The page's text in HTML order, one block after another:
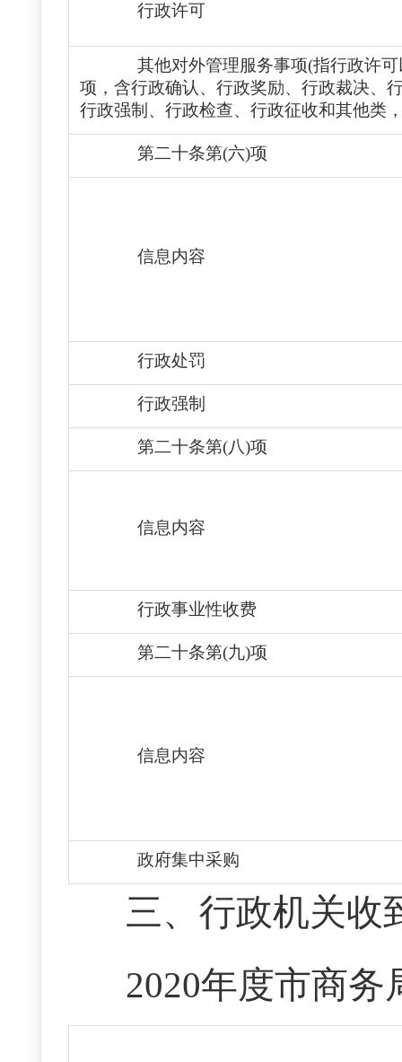
行政许可
其他对外管理服务事项(指行政许
项 ， 含行政确认、行政奖励、行政裁决、
行政强制、行政检查、行政征收和其他类
第二十条第(六)项
信息内容
行政处罚
行政强制
第二十条第(八)项
信息内容
行政事业性收费
第二十条第(九)项
信息内容
政府集中采购
三、行政机关收
2020年度市商